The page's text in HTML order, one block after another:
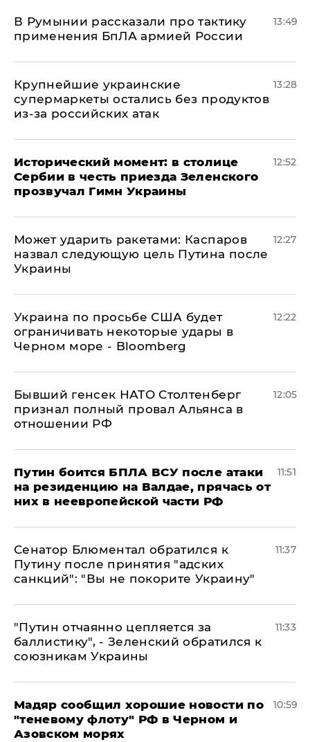
В Румынии рассказали про тактику
применения БпЛА армией России
13:49
Крупнейшие украинские
супермаркеты остались без продуктов
из-за российских атак
13:28
Исторический момент: в столице
Сербии в честь приезда Зеленского
прозвучал Гимн Украины
12:52
Может ударить ракетами: Каспаров
назвал следующую цель Путина после
Украины
12:27
Украина по просьбе США будет
ограничивать некоторые удары в
Черном море - Bloomberg
12:22
Бывший генсек НАТО Столтенберг
признал полный провал Альянса в
отношении РФ
12:05
Путин боится БПЛА ВСУ после атаки
на резиденцию на Валдае, прячась от
них в неевропейской части РФ
11:51
Сенатор Блюментал обратился к
Путину после принятия "адских
санкций": "Вы не покорите Украину"
11:37
"Путин отчаянно цепляется за
баллистику", - Зеленский обратился к
союзникам Украины
11:33
Мадяр сообщил хорошие новости по
"теневому флоту" РФ в Черном и
Азовском морях
10:59